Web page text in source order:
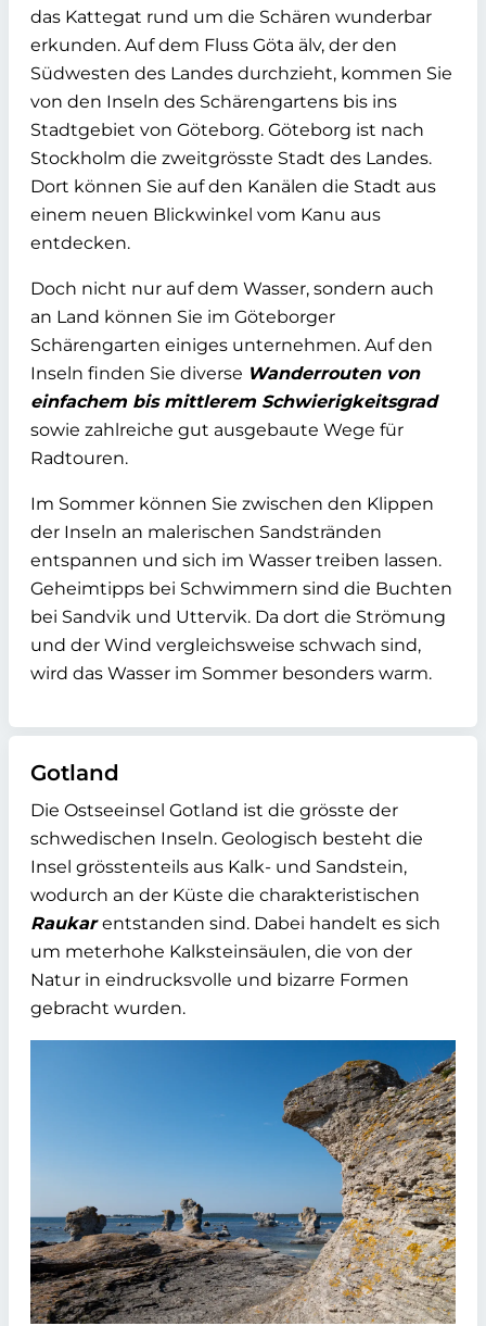
das Kattegat rund um die Schären wunderbar
erkunden. Auf dem Fluss Göta älv, der den
Südwesten des Landes durchzieht, kommen Sie
von den Inseln des Schärengartens bis ins
Stadtgebiet von Göteborg. Göteborg ist nach
Stockholm die zweitgrösste Stadt des Landes.
Dort können Sie auf den Kanälen die Stadt aus
einem neuen Blickwinkel vom Kanu aus
entdecken.
Doch nicht nur auf dem Wasser, sondern auch
an Land können Sie im Göteborger
Schärengarten einiges unternehmen. Auf den
Inseln finden Sie diverse Wanderrouten von
einfachem bis mittlerem Schwierigkeitsgrad
sowie zahlreiche gut ausgebaute Wege für
Radtouren.
Im Sommer können Sie zwischen den Klippen
der Inseln an malerischen Sandstränden
entspannen und sich im Wasser treiben lassen.
Geheimtipps bei Schwimmern sind die Buchten
bei Sandvik und Uttervik. Da dort die Strömung
und der Wind vergleichsweise schwach sind,
wird das Wasser im Sommer besonders warm.
Gotland
Die Ostseeinsel Gotland ist die grösste der
schwedischen Inseln. Geologisch besteht die
Insel grösstenteils aus Kalk- und Sandstein,
wodurch an der Küste die charakteristischen
Raukarentstanden sind. Dabei handelt es sich
um meterhohe Kalksteinsäulen, die von der
Natur in eindrucksvolle und bizarre Formen
gebracht wurden.